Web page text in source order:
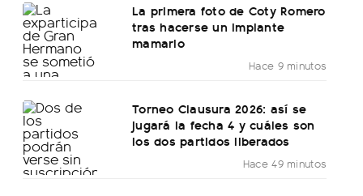
La primera foto de Coty Romero
tras hacerse un implante
mamario
Hace 9 minutos
Torneo Clausura 2026: así se
jugará la fecha 4 y cuáles son
los dos partidos liberados
Hace 49 minutos